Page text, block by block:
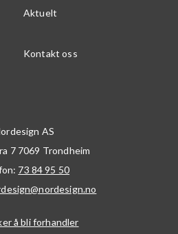
Aktuelt
Kontakt oss
AS
7 7069 Trondheim
73 84 95 50
å bli forhandler